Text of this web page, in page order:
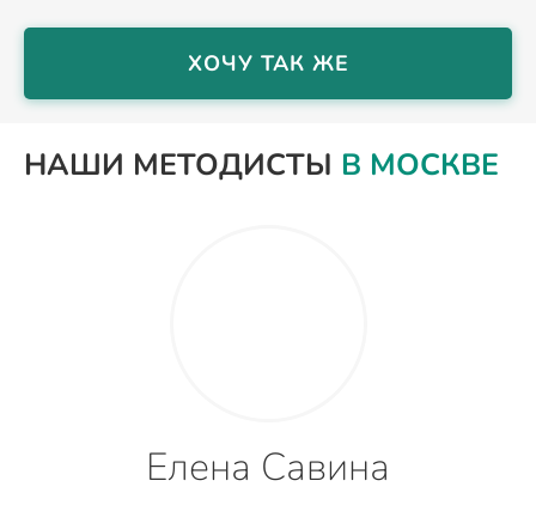
ХОЧУ ТАК ЖЕ
НАШИ МЕТОДИСТЫ В МОСКВЕ
Елена Савина